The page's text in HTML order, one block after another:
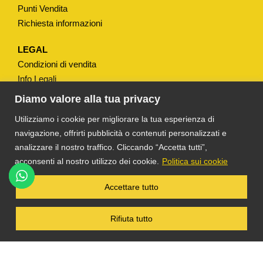
Diamo valore alla tua privacy
Utilizziamo i cookie per migliorare la tua esperienza di
navigazione, offrirti pubblicità o contenuti personalizzati e
analizzare il nostro traffico. Cliccando “Accetta tutti”,
acconsenti al nostro utilizzo dei cookie.
Politica sui cookie
Rifiuta tutto
Accettare tutto
q
u
t
à
Punti Vendita
Richiesta informazioni
LEGAL
Condizioni di vendita
Info Legali
Note Legali
TS DACOM
S.R.L. UNIPERSONALE P. IVA
03055900231 © COPYRIGHT 2025 TUTTI I